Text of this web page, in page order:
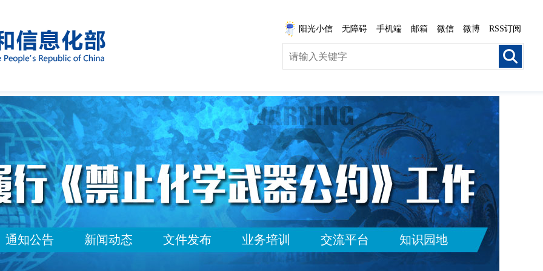
阳光小信 无障碍 手机端 邮箱 微信 微博 RSS订阅
通知公告 新闻动态 文件发布 业务培训 交流平台 知识园地